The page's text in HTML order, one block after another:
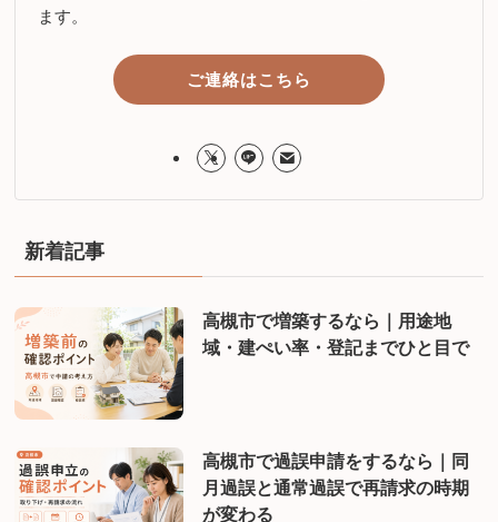
ます。
ご連絡はこちら
新着記事
高槻市で増築するなら｜用途地
域・建ぺい率・登記までひと目で
高槻市で過誤申請をするなら｜同
月過誤と通常過誤で再請求の時期
が変わる